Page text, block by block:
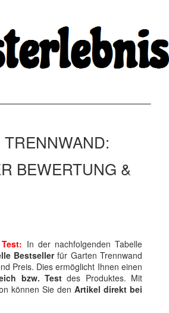
BEWERTUNG &
In der nachfolgenden Tabelle
Bestsellerfür Garten Trennwand
Preis. Dies ermöglicht Ihnen einen
bzw. Test des Produktes. Mit
können Sie den Artikel direkt bei